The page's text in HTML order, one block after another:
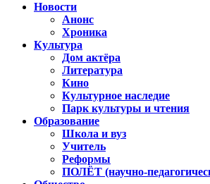
Новости
Анонс
Хроника
Культура
Дом актёра
Литература
Кино
Культурное наследие
Парк культуры и чтения
Образование
Школа и вуз
Учитель
Реформы
ПОЛЁТ (научно-